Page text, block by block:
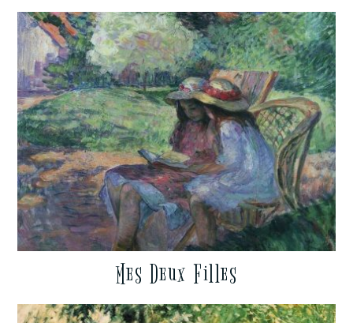
Mes Deux Filles